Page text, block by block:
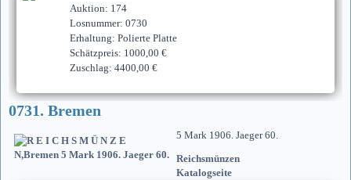
Auktion: 174
Losnummer: 0730
Erhaltung: Polierte Platte
Schätzpreis: 1000,00 €
Zuschlag: 4400,00 €
0731. Bremen
5 Mark 1906. Jaeger 60.
Reichsmünzen
Katalogseite